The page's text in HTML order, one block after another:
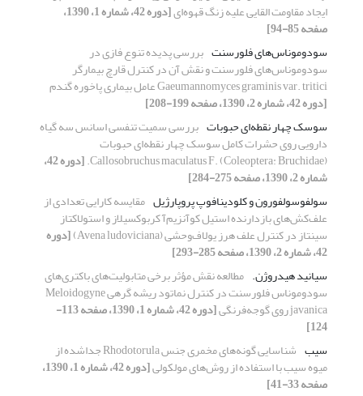
ایجاد مقاومت القایی علیه زنگ قهوه‌ای [دوره 42، شماره 1، 1390،
صفحه 85-94]
سودوموناس‌های فلورسنت بررسی پدیده تنوع فازی در
سودوموناس‌های فلورسنت و نقش آن در کنترل قارچ بیمارگر
Gaeumannomyces graminis var. tritici عامل بیماری پاخوره گندم
[دوره 42، شماره 2، 1390، صفحه 199-208]
سوسک چهار نقطه‌ای حبوبات بررسی سمیت تنفسی اسانس سه گیاه
دارویی روی حشرات کامل سوسک چهار نقطه‌ای حبوبات
Callosobruchus maculatus F. (Coleoptera: Bruchidae). [دوره 42،
شماره 2، 1390، صفحه 275-284]
سولفوسولفورون و کلودینافوپ پروپارژیل مقایسه کارایی تعدادی از
علف‌کش‌های بازدارنده استیل کوآنزیم‌آ کربوکسیلاز و استولاکتاز
سینتاز در کنترل علف هرز یولاف‌وحشی (Avena ludoviciana) [دوره
42، شماره 2، 1390، صفحه 285-293]
سیانید هیدروژن. مطالعه نقش مؤثر برخی متابولیت‌های باکتری‌های
سودوموناس فلورسنت در کنترل نماتود ریشه گرهی Meloidogyne
javanica روی گوجه‌فرنگی [دوره 42، شماره 1، 1390، صفحه 113-
124]
سیب
شناسایی گونه‌های مخمری جنس Rhodotorula جداشده از
میوه سیب با استفاده از روش‌های مولکولی [دوره 42، شماره 1، 1390،
صفحه 33-41]